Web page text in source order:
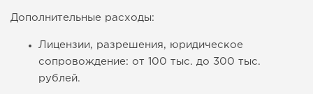
Дополнительные расходы:
Лицензии, разрешения, юридическое
сопровождение: от 100 тыс. до 300 тыс.
рублей.